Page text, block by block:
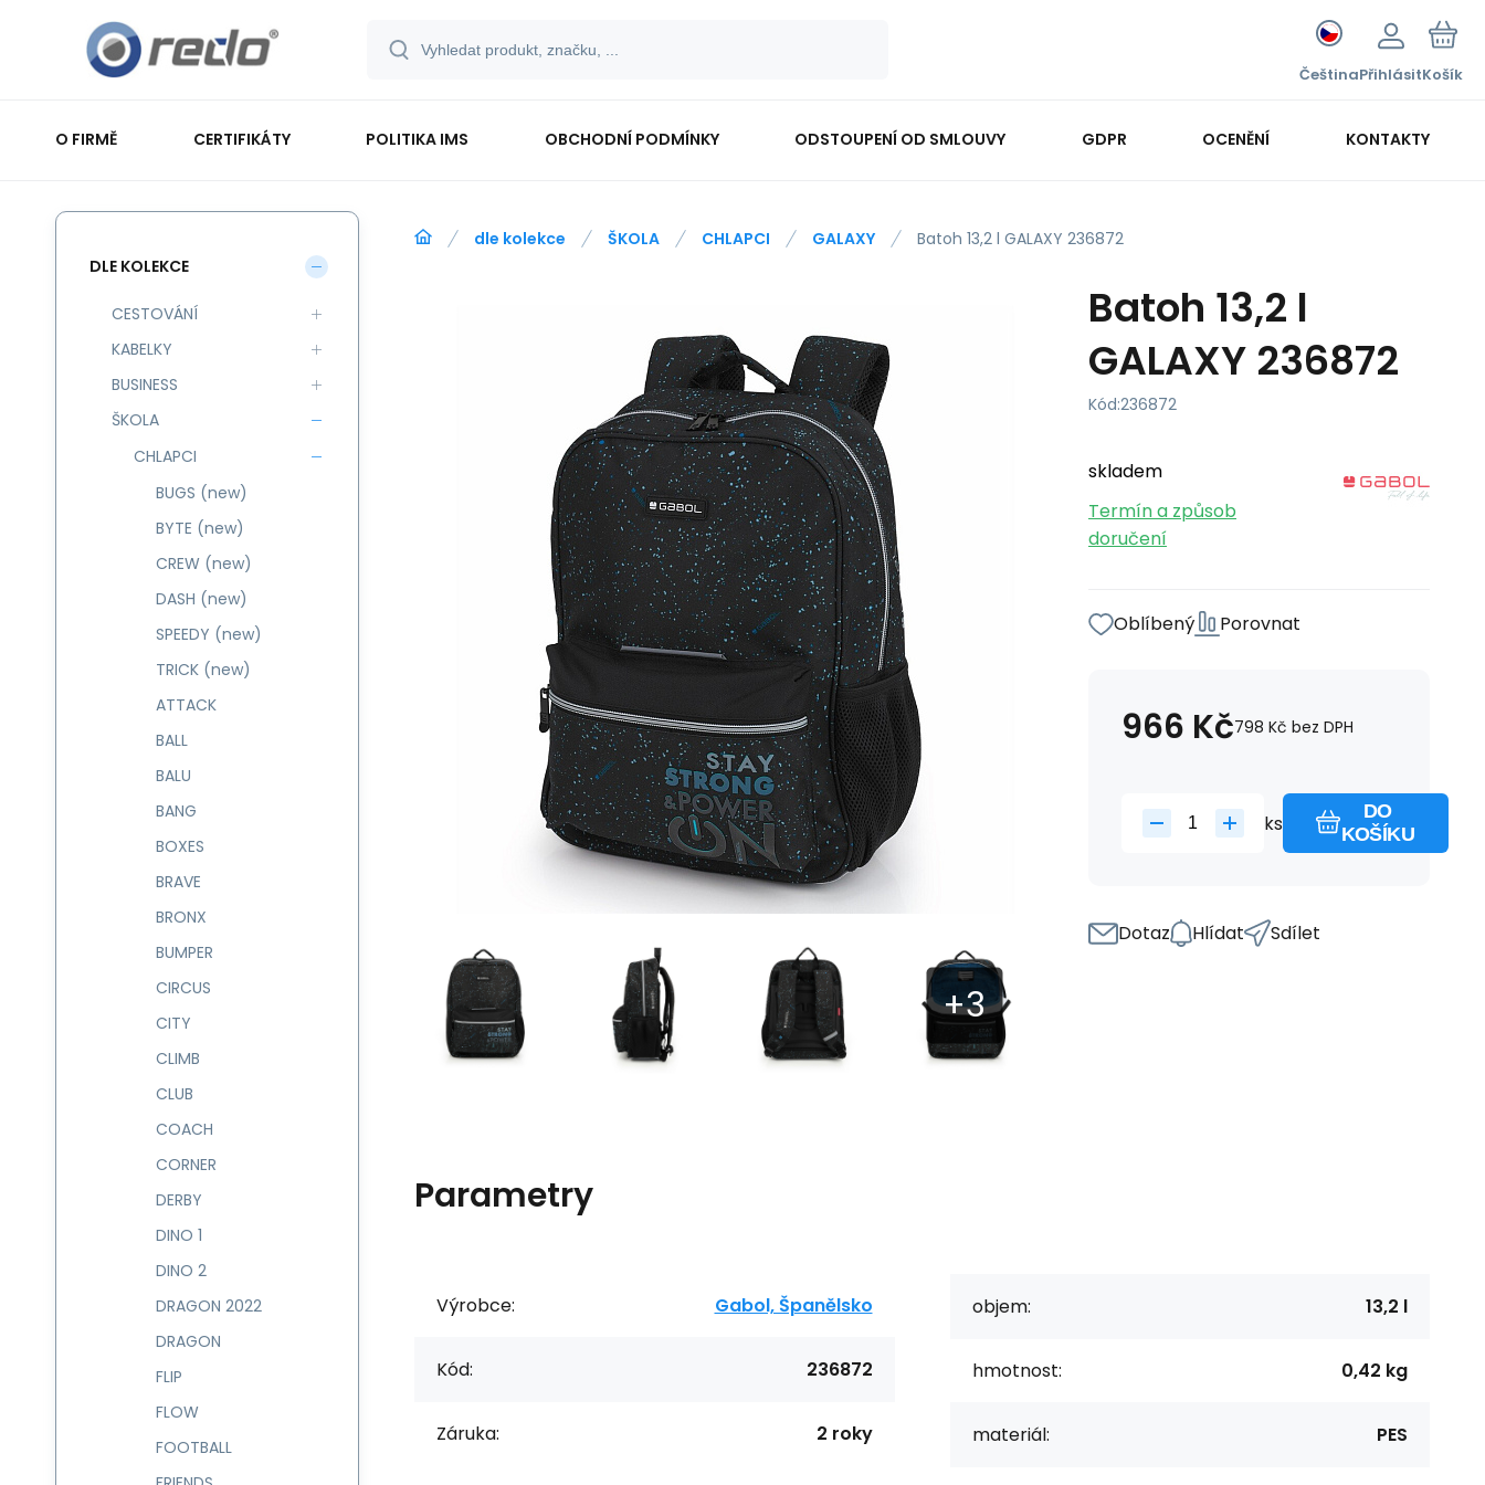
ČeštinaPřihlásitKošík
O FIRMĚ CERTIFIKÁTY POLITIKA IMS OBCHODNÍ PODMÍNKY ODSTOUPENÍ OD SMLOUVY GDPR OCENĚNÍ KONTAKTY
dle kolekce ŠKOLA CHLAPCI GALAXY Batoh 13,2 l GALAXY 236872
Batoh 13,2 l
GALAXY 236872
Kód:236872
skladem
Termín a způsob
doručení
Oblíbený Porovnat
966 Kč798 Kč bez DPH
ks
DO
KOŠÍKU
Dotaz Hlídat Sdílet
Parametry
Výrobce: Gabol, Španělsko
Kód: 236872
Záruka: 2 roky
objem: 13,2 l
hmotnost: 0,42 kg
materiál: PES
DLE KOLEKCE
CESTOVÁNÍ
KABELKY
BUSINESS
ŠKOLA
CHLAPCI
BUGS (new)
BYTE (new)
CREW (new)
DASH (new)
SPEEDY (new)
TRICK (new)
ATTACK
BALL
BALU
BANG
BOXES
BRAVE
BRONX
BUMPER
CIRCUS
CITY
CLIMB
CLUB
COACH
CORNER
DERBY
DINO 1
DINO 2
DRAGON 2022
DRAGON
FLIP
FLOW
FOOTBALL